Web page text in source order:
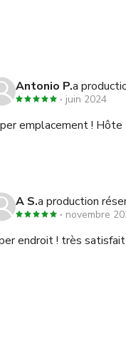
Antonio P.a
juin 2024
emplacement ! Hôte
A S.a production
novembre
endroit ! très